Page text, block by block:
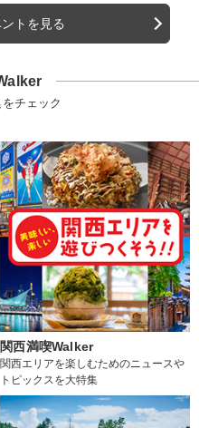
トを見る
チェック
関西満喫Walker
関西エリアを楽しむためのニュースや
トピックスを大特集